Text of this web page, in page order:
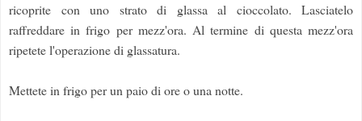
ricoprite con uno strato di glassa al cioccolato. Lasciatelo
raffreddare in frigo per mezz'ora. Al termine di questa mezz'ora
ripetete l'operazione di glassatura.
Mettete in frigo per un paio di ore o una notte.